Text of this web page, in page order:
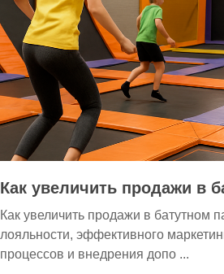
Как увеличить продажи в
Как увеличить продажи в батутном
лояльности, эффективного
процессов и внедрения допо ...